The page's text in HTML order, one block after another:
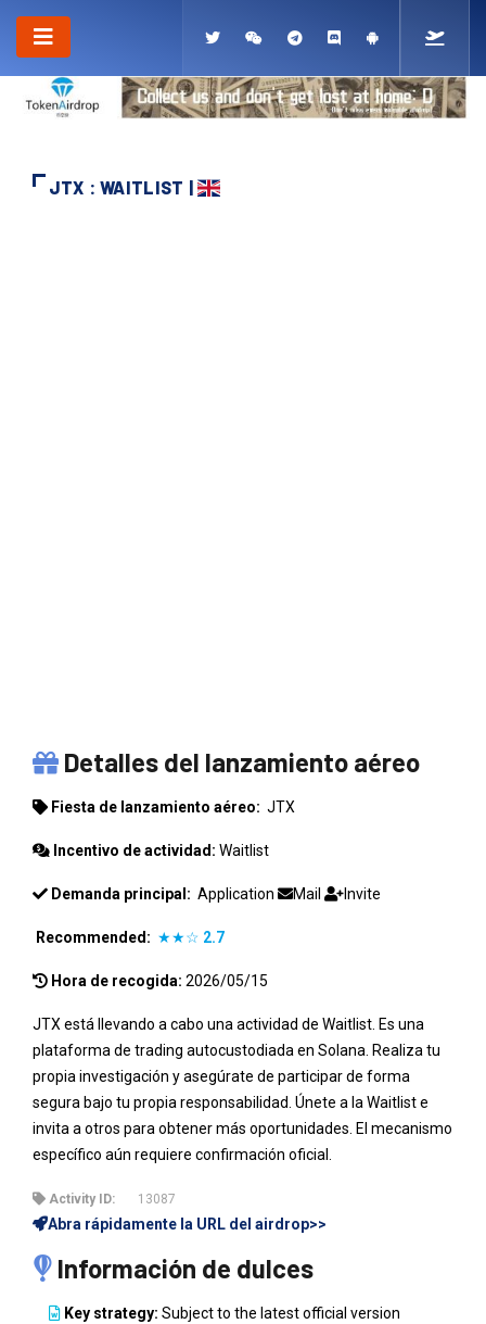
JTX : WAITLIST |
Detalles del lanzamiento aéreo
Fiesta de lanzamiento aéreo: JTX
Incentivo de actividad: Waitlist
Demanda principal: Application Mail Invite
Recommended: ★★☆ 2.7
Hora de recogida: 2026/05/15
JTX está llevando a cabo una actividad de Waitlist. Es una
plataforma de trading autocustodiada en Solana. Realiza tu
propia investigación y asegúrate de participar de forma
segura bajo tu propia responsabilidad. Únete a la Waitlist e
invita a otros para obtener más oportunidades. El mecanismo
específico aún requiere confirmación oficial.
Activity ID: 13087
Abra rápidamente la URL del airdrop>>
Información de dulces
Key strategy: Subject to the latest official version